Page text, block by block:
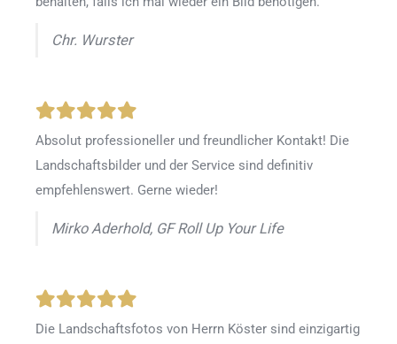
Chr. Wurster
Absolut professioneller und freundlicher Kontakt! Die
Landschaftsbilder und der Service sind definitiv
empfehlenswert. Gerne wieder!
Mirko Aderhold, GF Roll Up Your Life
Die Landschaftsfotos von Herrn Köster sind einzigartig